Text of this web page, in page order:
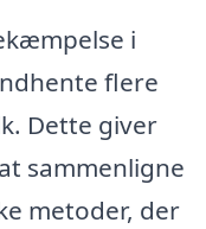
i
flere
Dette giver
sammenligne
metoder, der